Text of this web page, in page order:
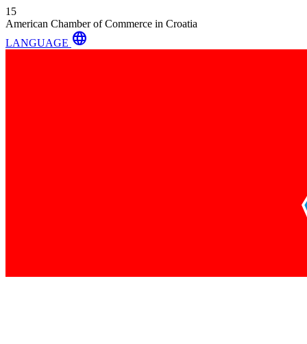
15
American Chamber of Commerce in Croatia
LANGUAGE language